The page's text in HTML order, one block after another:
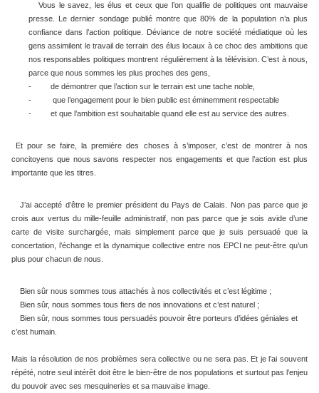
Vous le savez, les élus et ceux que l’on qualifie de politiques ont mauvaise
presse. Le dernier sondage publié montre que 80% de la population n’a plus
confiance dans l’action politique. Déviance de notre société médiatique où les
gens assimilent le travail de terrain des élus locaux à ce choc des ambitions que
nos responsables politiques montrent régulièrement à la télévision. C’est à nous,
parce que nous sommes les plus proches des gens,
-
de démontrer que l’action sur le terrain est une tache noble,
-
que l’engagement pour le bien public est éminemment respectable
-
et que l’ambition est souhaitable quand elle est au service des autres.
Et pour se faire, la première des choses à s’imposer, c’est de montrer à nos
concitoyens que nous savons respecter nos engagements et que l’action est plus
importante que les titres.
J’ai accepté d’être le premier président du Pays de Calais. Non pas parce que je
crois aux vertus du mille-feuille administratif, non pas parce que je sois avide d’une
carte de visite surchargée, mais simplement parce que je suis persuadé que la
concertation, l’échange et la dynamique collective entre nos EPCI ne peut-être qu’un
plus pour chacun de nous.
Bien sûr nous sommes tous attachés à nos collectivités et c’est légitime ;
Bien sûr, nous sommes tous fiers de nos innovations et c’est naturel ;
Bien sûr, nous sommes tous persuadés pouvoir être porteurs d’idées géniales et
c’est humain.
Mais la résolution de nos problèmes sera collective ou ne sera pas. Et je l’ai souvent
répété, notre seul intérêt doit être le bien-être de nos populations et surtout pas l’enjeu
du pouvoir avec ses mesquineries et sa mauvaise image.